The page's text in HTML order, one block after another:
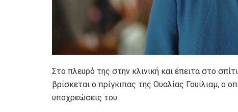
Στο πλευρό της στην κλινική και έπειτα στο
βρίσκεται ο πρίγκιπας της Ουαλίας Γουίλιαμ, ο
υποχρεώσεις του